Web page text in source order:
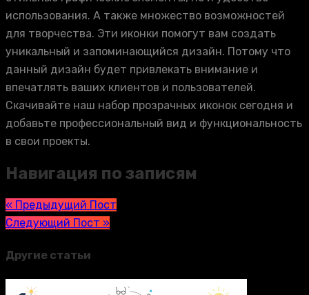
использования. А также множество возможностей
для творчества. Эти иконки помогут вам создать
уникальный и запоминающийся дизайн. Потому что
данный дизайн будет привлекать внимание и
впечатлять ваших клиентов и пользователей.
Скачивайте наш набор прозрачных иконок сегодня и
добавьте профессиональный вид и функциональность
в свои проекты.
Навигация по записям
« Предыдущий Пост
Следующий Пост »
Другие статьи